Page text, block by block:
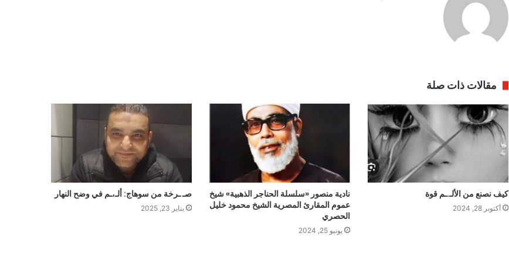
مقالات ذات صلة
كيف نصنع من الألـ.ـم قوة
أكتوبر 28, 2024
نادية منصور «سلسلة الحناجر الذهبية» شيخ
عموم المقارئ المصرية الشيخ محمود خليل
الحصري
يونيو 25, 2024
صـ ـرخة من سوهاج: ألـ،ـم في وضح النهار
يناير 23, 2025